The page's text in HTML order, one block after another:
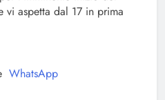
aspetta dal 17 in prima
WhatsApp